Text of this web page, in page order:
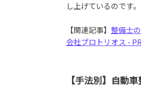
し上げているのです。
【関連記事】 整備士
会社プロトリオス -
【手法別】自動